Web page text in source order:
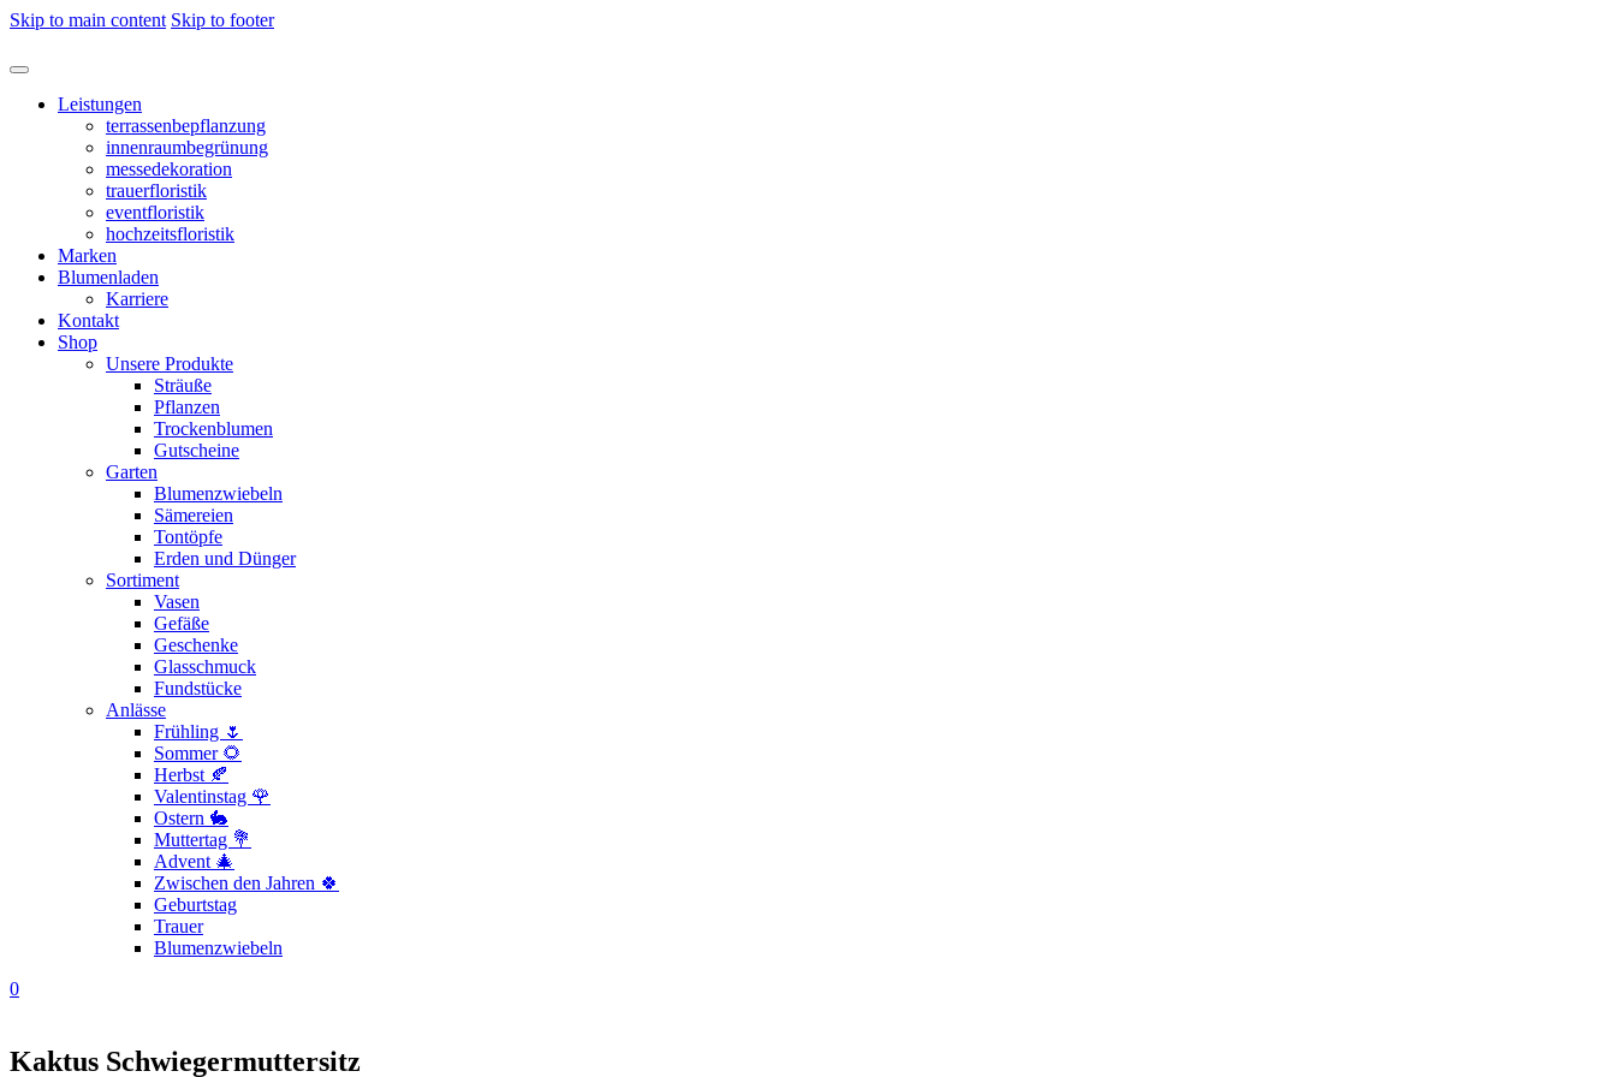
Skip to main content Skip to footer
Leistungen
terrassenbepflanzung
innenraumbegrünung
messedekoration
trauerfloristik
eventfloristik
hochzeitsfloristik
Marken
Blumenladen
Karriere
Kontakt
Shop
Unsere Produkte
Sträuße
Pflanzen
Trockenblumen
Gutscheine
Garten
Blumenzwiebeln
Sämereien
Tontöpfe
Erden und Dünger
Sortiment
Vasen
Gefäße
Geschenke
Glasschmuck
Fundstücke
Anlässe
Frühling 🌷
Sommer 🌻
Herbst 🍂
Valentinstag 🌹
Ostern 🐇
Muttertag 💐
Advent 🎄
Zwischen den Jahren 🍀
Geburtstag
Trauer
Blumenzwiebeln
0
Kaktus Schwiegermuttersitz